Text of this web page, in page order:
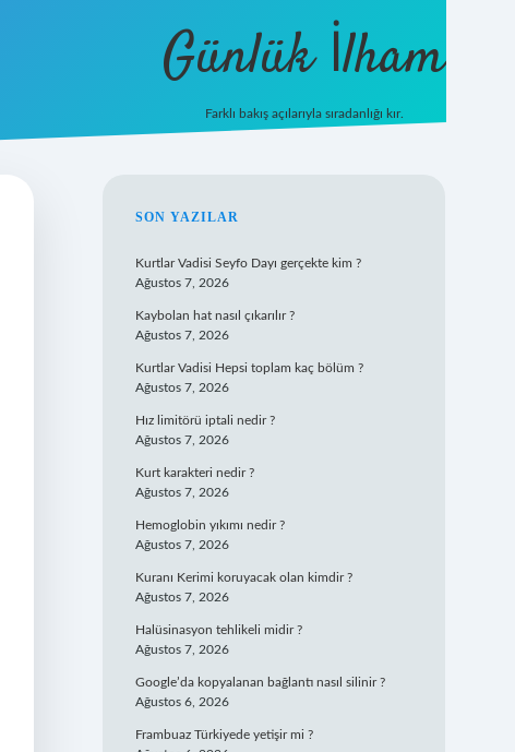
Günlük İlham
Farklı bakış açılarıyla sıradanlığı kır.
SIDEBAR
SON YAZILAR
Kurtlar Vadisi Seyfo Dayı gerçekte kim ?
Ağustos 7, 2026
Kaybolan hat nasıl çıkarılır ?
Ağustos 7, 2026
Kurtlar Vadisi Hepsi toplam kaç bölüm ?
Ağustos 7, 2026
Hız limitörü iptali nedir ?
Ağustos 7, 2026
Kurt karakteri nedir ?
Ağustos 7, 2026
Hemoglobin yıkımı nedir ?
Ağustos 7, 2026
Kuranı Kerimi koruyacak olan kimdir ?
Ağustos 7, 2026
Halüsinasyon tehlikeli midir ?
Ağustos 7, 2026
Google’da kopyalanan bağlantı nasıl silinir ?
Ağustos 6, 2026
Frambuaz Türkiyede yetişir mi ?